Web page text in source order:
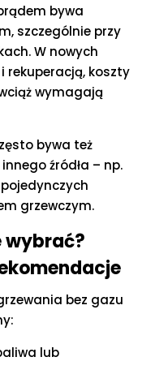
bywa
szczególnie przy
W nowych
rekuperacją, koszty
wymagają
bywa też
źródła – np.
grzewczym.
wybrać?
bez gazu
lub